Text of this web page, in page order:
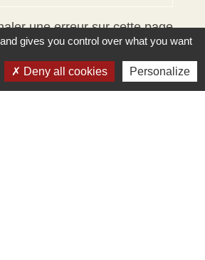
une erreur sur cette page
gives you control over what you want
Deny all cookies Personalize